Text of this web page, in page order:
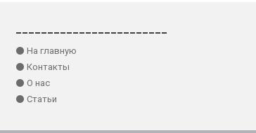
⚫ На главную
⚫ Контакты
⚫ О нас
⚫ Статьи